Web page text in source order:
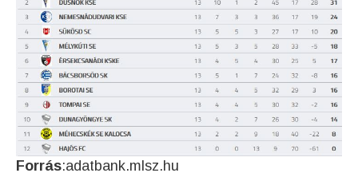
Forrás:adatbank.mlsz.hu